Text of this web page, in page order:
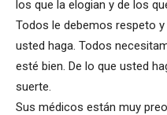
los que la elogian y de los
Todos le debemos respeto
usted haga. Todos
esté bien. De lo que usted
suerte.
Sus médicos están muy